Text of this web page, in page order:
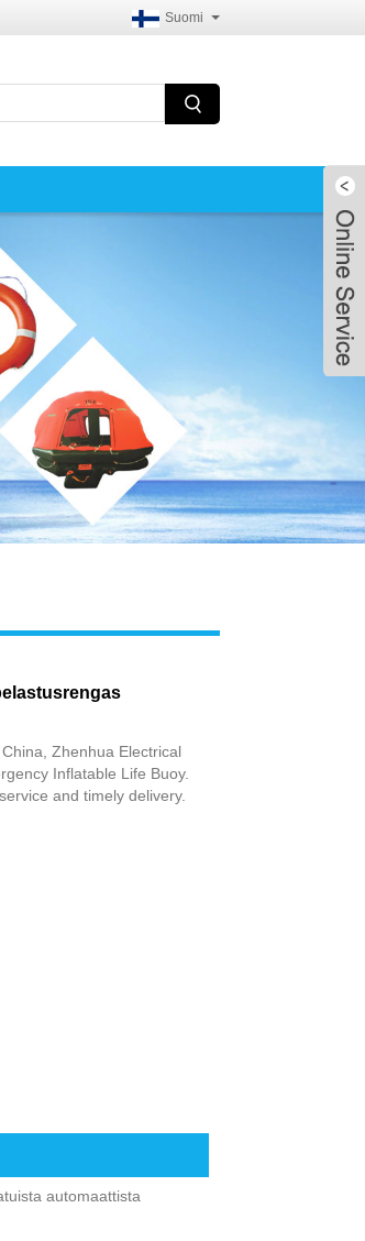
Suomi
Zhenhua Electrical
Inflatable Life Buoy.
and timely delivery.
automaattista